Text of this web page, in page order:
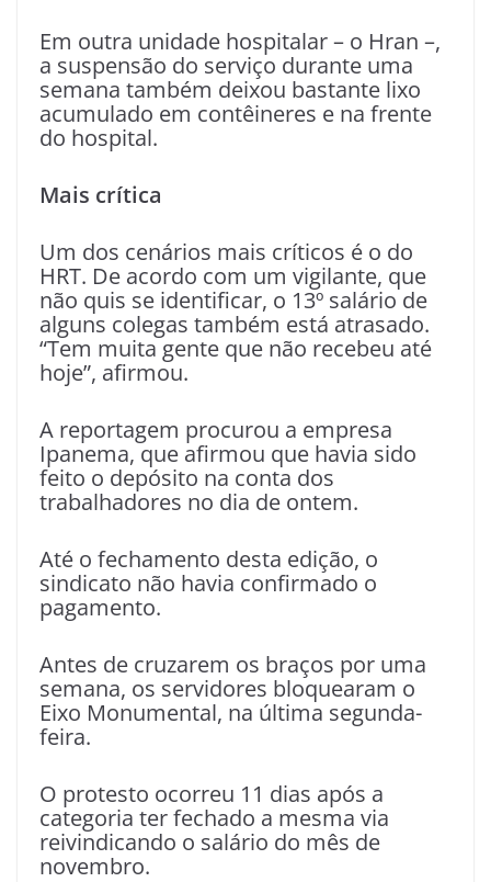
Em outra unidade hospitalar – o Hran –,
a suspensão do serviço durante uma
semana também deixou bastante lixo
acumulado em contêineres e na frente
do hospital.
Mais crítica
Um dos cenários mais críticos é o do
HRT. De acordo com um vigilante, que
não quis se identificar, o 13º salário de
alguns colegas também está atrasado.
“Tem muita gente que não recebeu até
hoje”, afirmou.
A reportagem procurou a empresa
Ipanema, que afirmou que havia sido
feito o depósito na conta dos
trabalhadores no dia de ontem.
Até o fechamento desta edição, o
sindicato não havia confirmado o
pagamento.
Antes de cruzarem os braços por uma
semana, os servidores bloquearam o
Eixo Monumental, na última segunda-
feira.
O protesto ocorreu 11 dias após a
categoria ter fechado a mesma via
reivindicando o salário do mês de
novembro.